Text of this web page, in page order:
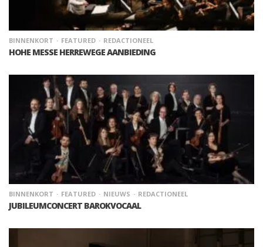
BINNENKORT FEATURED REDACTIONEEL
HOHE MESSE HERREWEGE AANBIEDING
BINNENKORT FEATURED NIEUWS REDACTIONEEL
JUBILEUMCONCERT BAROKVOCAAL